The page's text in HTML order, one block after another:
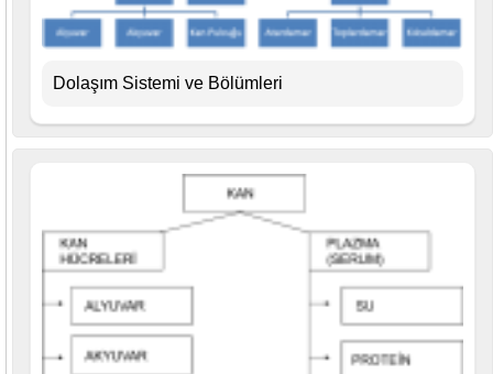
Dolaşım Sistemi ve Bölümleri